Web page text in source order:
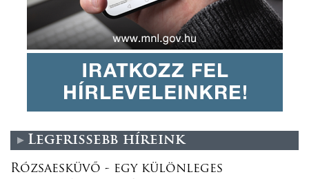
Legfrissebb híreink
Rózsaesküvő - egy különleges